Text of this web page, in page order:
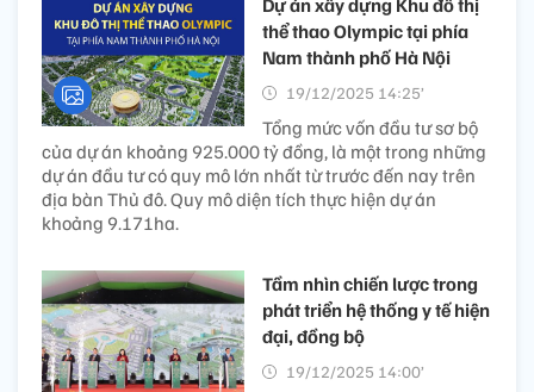
thể thao Olympic tại phía
Nam thành phố Hà Nội
19/12/2025 14:25’
Tổng mức vốn đầu tư sơ bộ
của dự án khoảng 925.000 tỷ đồng, là một trong những
dự án đầu tư có quy mô lớn nhất từ trước đến nay trên
địa bàn Thủ đô. Quy mô diện tích thực hiện dự án
khoảng 9.171ha.
Tầm nhìn chiến lược trong
phát triển hệ thống y tế hiện
đại, đồng bộ
19/12/2025 14:00’